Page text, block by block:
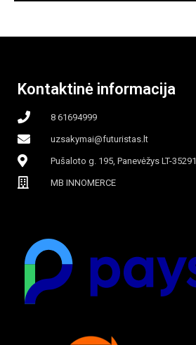
Kontaktinė informacija
8 61694999
uzsakymai@futuristas.lt
Pušaloto g. 195, Panevėžys LT-35291
MB INNOMERCE